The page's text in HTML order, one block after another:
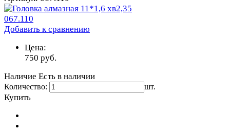
Добавить к сравнению
Цена:
750 руб.
Наличие Есть в наличии
Количество: шт.
Купить